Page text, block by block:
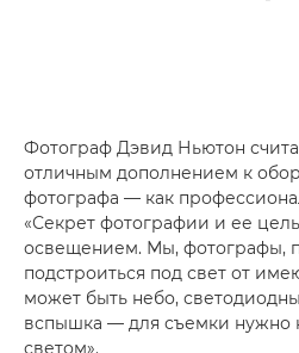
Фотограф Дэвид Ньютон
отличным дополнением к
фотографа — как
«Секрет фотографии и ее
освещением. Мы, фотографы,
подстроиться под свет от
может быть небо,
вспышка — для съемки нужно
светом».